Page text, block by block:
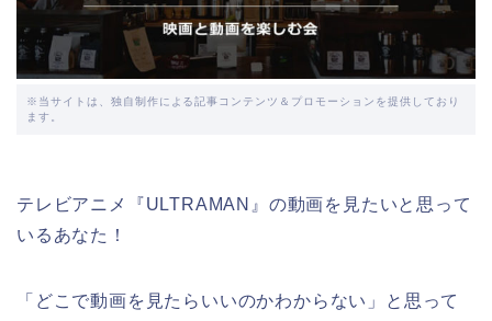
※当サイトは、独自制作による記事コンテンツ＆プロモーションを提供しており
ます。
テレビアニメ『ULTRAMAN』の動画を見たいと思って
いるあなた！
「どこで動画を見たらいいのかわからない」と思って